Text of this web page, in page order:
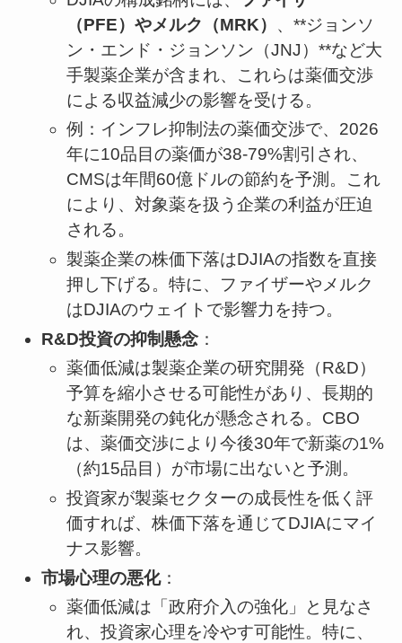
（PFE）やメルク（MRK） 、**ジョンソ
ン・エンド・ジョンソン（JNJ）**など大
手製薬企業が含まれ、これらは薬価交渉
による収益減少の影響を受ける。
例：インフレ抑制法の薬価交渉で、2026
年に10品目の薬価が38-79%割引され、
CMSは年間60億ドルの節約を予測。これ
により、対象薬を扱う企業の利益が圧迫
される。
製薬企業の株価下落はDJIAの指数を直接
押し下げる。特に、ファイザーやメルク
はDJIAのウェイトで影響力を持つ。
R&D投資の抑制懸念 ：
薬価低減は製薬企業の研究開発（R&D）
予算を縮小させる可能性があり、長期的
な新薬開発の鈍化が懸念される。CBO
は、薬価交渉により今後30年で新薬の1%
（約15品目）が市場に出ないと予測。
投資家が製薬セクターの成長性を低く評
価すれば、株価下落を通じてDJIAにマイ
ナス影響。
市場心理の悪化：
薬価低減は「政府介入の強化」と見なさ
れ、投資家心理を冷やす可能性。特に、